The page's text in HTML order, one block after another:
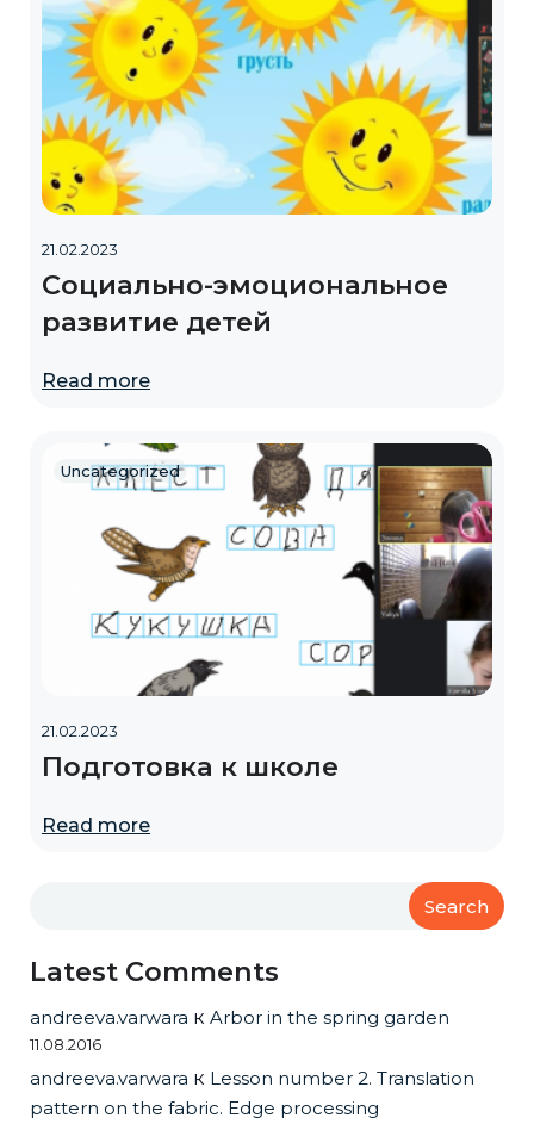
21.02.2023
Социально-эмоциональное
развитие детей
Read more
Uncategorized
21.02.2023
Подготовка к школе
Read more
Search
Latest Comments
andreeva.varwara к Arbor in the spring garden
11.08.2016
andreeva.varwara к Lesson number 2. Translation
pattern on the fabric. Edge processing